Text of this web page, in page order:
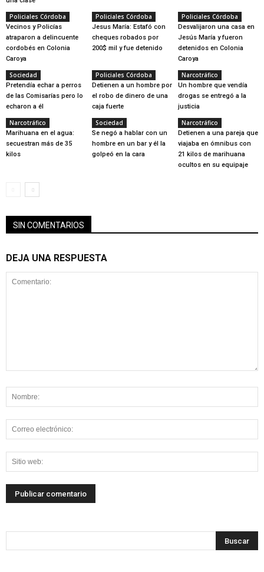
Policiales Córdoba
Vecinos y Policías
atraparon a delincuente
cordobés en Colonia
Caroya
Policiales Córdoba
Jesus María: Estafó con
cheques robados por
200$ mil y fue detenido
Policiales Córdoba
Desvalijaron una casa en
Jesús María y fueron
detenidos en Colonia
Caroya
Sociedad
Pretendía echar a perros
de las Comisarías pero lo
echaron a él
Policiales Córdoba
Detienen a un hombre por
el robo de dinero de una
caja fuerte
Narcotráfico
Un hombre que vendía
drogas se entregó a la
justicia
Narcotráfico
Marihuana en el agua:
secuestran más de 35
kilos
Sociedad
Se negó a hablar con un
hombre en un bar y él la
golpeó en la cara
Narcotráfico
Detienen a una pareja que
viajaba en ómnibus con
21 kilos de marihuana
ocultos en su equipaje
SIN COMENTARIOS
DEJA UNA RESPUESTA